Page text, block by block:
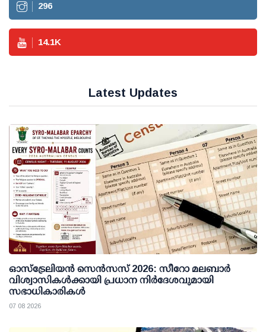
296
14.1K
Latest Updates
ഓസ്ട്രേലിയൻ സെൻസസ് 2026: സീറോ മലബാർ
വിശ്വാസികൾക്കായി പ്രധാന നിർദേശവുമായി
സഭാധികാരികൾ
07 08 2026